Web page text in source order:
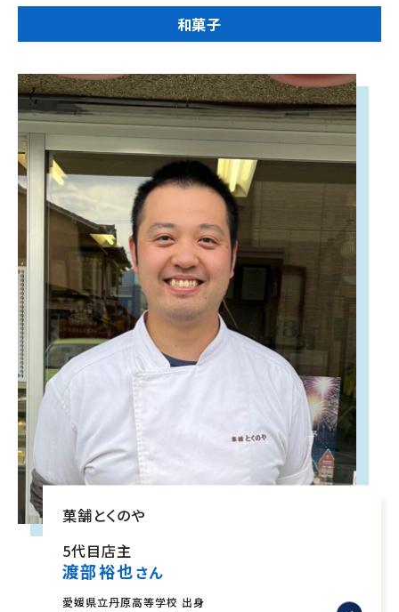
学費サポート
学科紹介
調理学科
製菓学科
Wライセンスコース
（調理&製菓）
資格・就職
就職について
内定者VOICE
インターンシップ
活躍する卒業生
学校の特長
チャレンジプログラム
フォローアップレッスン
サマーチャレンジ実習
Eラーニング
コンクールチャレンジ
海外研修
施設・設備紹介
先生紹介
和菓子
菓舗とくのや
5代目店主
渡部裕也さん
愛媛県立丹原高等学校 出身